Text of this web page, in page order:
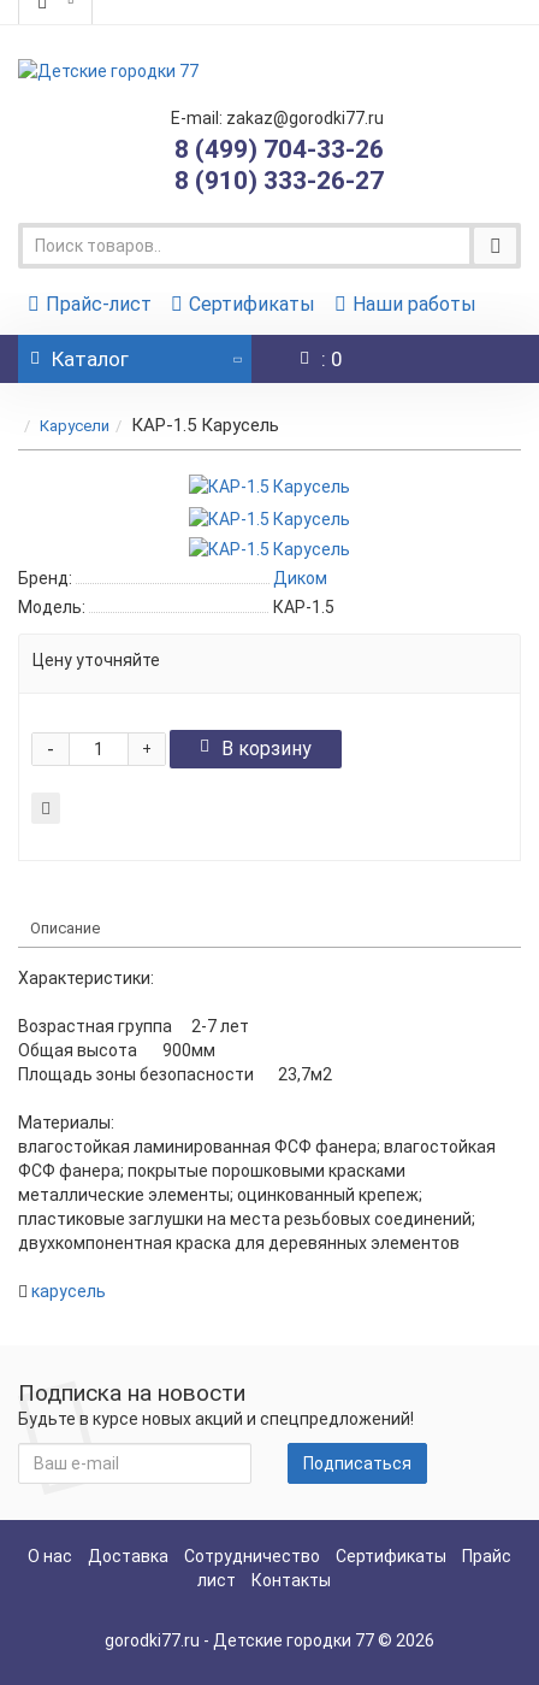
E-mail: zakaz@gorodki77.ru
8 (499) 704-33-26
8 (910) 333-26-27
Прайс-лист Сертификаты Наши работы
Каталог : 0
Карусели КАР-1.5 Карусель
Бренд:
Диком
Модель:
КАР-1.5
Цену уточняйте
+
- В корзину
Описание
Характеристики:
Возрастная группа
2-7 лет
Общая высота
900мм
Площадь зоны безопасности
23,7м2
Материалы:
влагостойкая ламинированная ФСФ фанера; влагостойкая
ФСФ фанера; покрытые порошковыми красками
металлические элементы; оцинкованный крепеж;
пластиковые заглушки на места резьбовых соединений;
двухкомпонентная краска для деревянных элементов
карусель
Подписка на новости
Будьте в курсе новых акций и спецпредложений!
Подписаться
О нас Доставка Сотрудничество Сертификаты
Прайс
лист
Контакты
gorodki77.ru - Детские городки 77 © 2026